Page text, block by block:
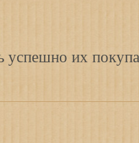
успешно их